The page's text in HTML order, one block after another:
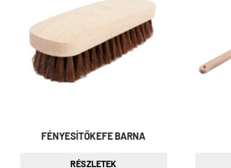
FÉNYESÍTŐKEFE BARNA
RÉSZLETEK